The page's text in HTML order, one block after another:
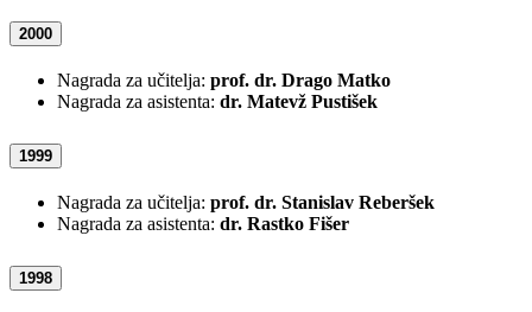
2000
Nagrada za učitelja: prof. dr. Drago Matko
Nagrada za asistenta: dr. Matevž Pustišek
1999
Nagrada za učitelja: prof. dr. Stanislav Reberšek
Nagrada za asistenta: dr. Rastko Fišer
1998